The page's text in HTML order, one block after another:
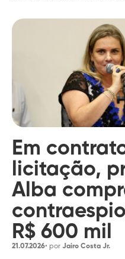
Em
licitação,
Alba
R$ 600 mil
21.07.2026• por Jairo Costa Jr.